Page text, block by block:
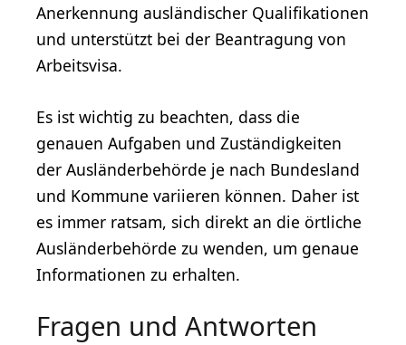
Anerkennung ausländischer Qualifikationen
und unterstützt bei der Beantragung von
Arbeitsvisa.
Es ist wichtig zu beachten, dass die
genauen Aufgaben und Zuständigkeiten
der Ausländerbehörde je nach Bundesland
und Kommune variieren können. Daher ist
es immer ratsam, sich direkt an die örtliche
Ausländerbehörde zu wenden, um genaue
Informationen zu erhalten.
Fragen und Antworten